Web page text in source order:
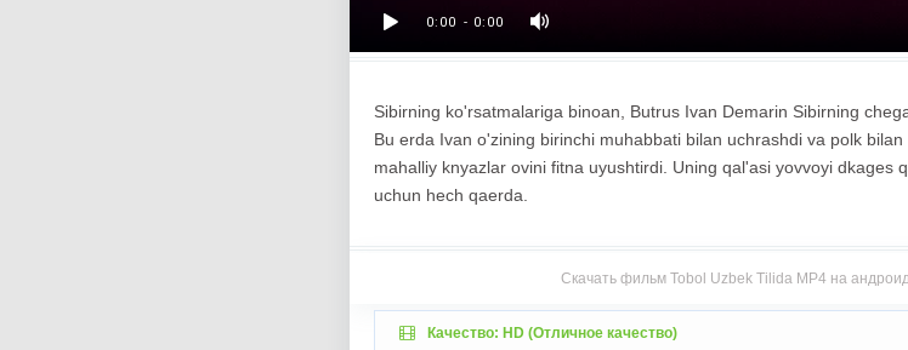
Sibirning ko'rsatmalariga binoan, Butrus Ivan Demarin Sibirning
Bu erda Ivan o'zining birinchi muhabbati bilan uchrashdi va polk
mahalliy knyazlar ovini fitna uyushtirdi. Uning qal'asi yovvoyi dkages
uchun hech qaerda.
Скачать фильм Tobol Uzbek Tilida MP4 на
Качество: HD (Отличное качество)